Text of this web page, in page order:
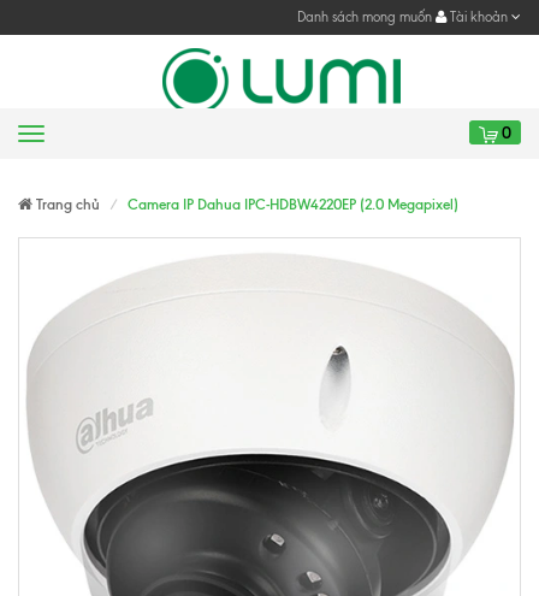
Danh sách mong muốn Tài khoản
Menu 0
Trang chủ Camera IP Dahua IPC-HDBW4220EP (2.0 Megapixel)